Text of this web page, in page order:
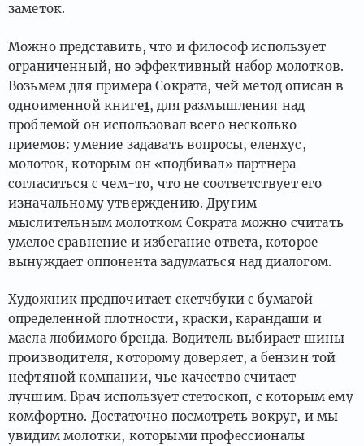
заметок.
Можно представить, что и философ использует
ограниченный, но эффективный набор молотков.
Возьмем для примера Сократа, чей метод описан в
одноименной книге1, для размышления над
проблемой он использовал всего несколько
приемов: умение задавать вопросы, еленхус,
молоток, которым он «подбивал» партнера
согласиться с чем-то, что не соответствует его
изначальному утверждению. Другим
мыслительным молотком Сократа можно считать
умелое сравнение и избегание ответа, которое
вынуждает оппонента задуматься над диалогом.
Художник предпочитает скетчбуки с бумагой
определенной плотности, краски, карандаши и
масла любимого бренда. Водитель выбирает шины
производителя, которому доверяет, а бензин той
нефтяной компании, чье качество считает
лучшим. Врач использует стетоскоп, с которым ему
комфортно. Достаточно посмотреть вокруг, и мы
увидим молотки, которыми профессионалы